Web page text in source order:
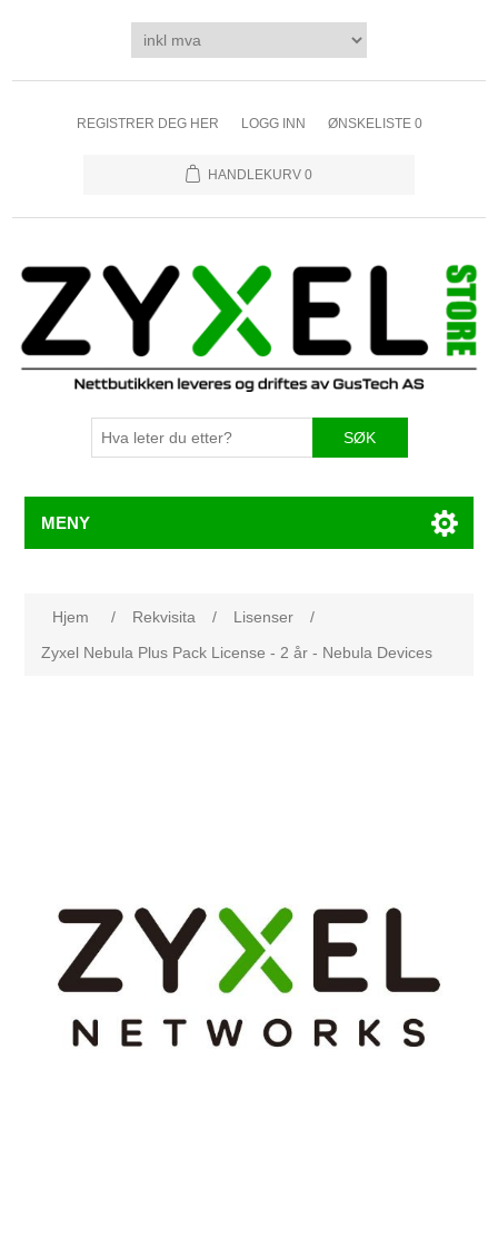
REGISTRER DEG HER LOGG INN ØNSKELISTE 0
HANDLEKURV 0
SØK
MENY
Hjem / Rekvisita / Lisenser
/
Zyxel Nebula Plus Pack License - 2 år - Nebula Devices